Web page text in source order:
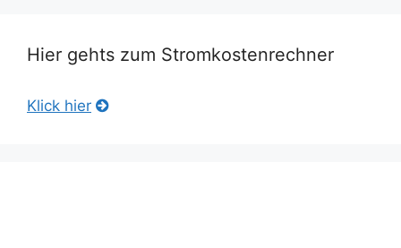
Hier gehts zum Stromkostenrechner
Klick hier